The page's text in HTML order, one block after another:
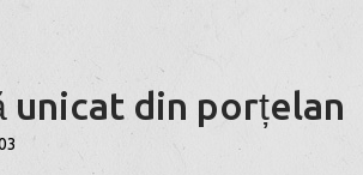
unicat din porțelan